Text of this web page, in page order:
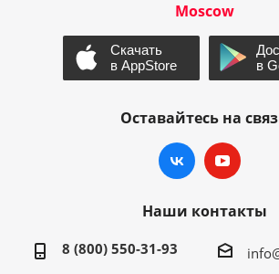
Moscow
Оставайтесь на
Наши контакты
8 (800) 550-31-93